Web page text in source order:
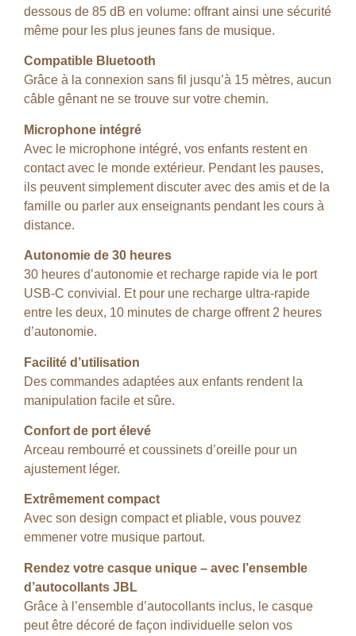
dessous de 85 dB en volume: offrant ainsi une sécurité
même pour les plus jeunes fans de musique.
Compatible Bluetooth
Grâce à la connexion sans fil jusqu’à 15 mètres, aucun
câble gênant ne se trouve sur votre chemin.
Microphone intégré
Avec le microphone intégré, vos enfants restent en
contact avec le monde extérieur. Pendant les pauses,
ils peuvent simplement discuter avec des amis et de la
famille ou parler aux enseignants pendant les cours à
distance.
Autonomie de 30 heures
30 heures d’autonomie et recharge rapide via le port
USB-C convivial. Et pour une recharge ultra-rapide
entre les deux, 10 minutes de charge offrent 2 heures
d’autonomie.
Facilité d’utilisation
Des commandes adaptées aux enfants rendent la
manipulation facile et sûre.
Confort de port élevé
Arceau rembourré et coussinets d’oreille pour un
ajustement léger.
Extrêmement compact
Avec son design compact et pliable, vous pouvez
emmener votre musique partout.
Rendez votre casque unique – avec l’ensemble
d’autocollants JBL
Grâce à l’ensemble d’autocollants inclus, le casque
peut être décoré de façon individuelle selon vos